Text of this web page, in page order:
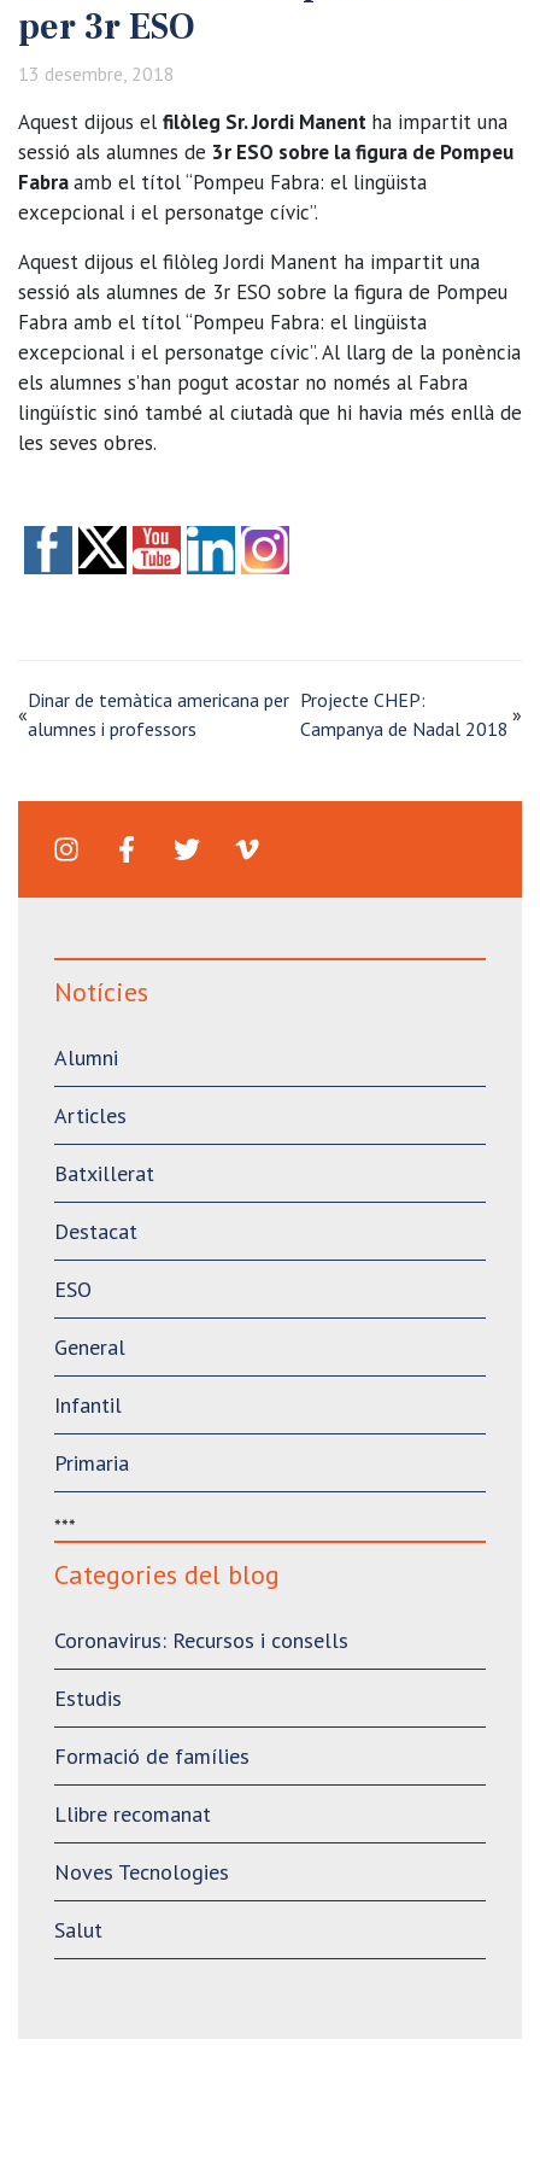
per 3r ESO
13 desembre, 2018
Aquest dijous el filòleg Sr. Jordi Manent ha impartit una
sessió als alumnes de 3r ESO sobre la figura de Pompeu
Fabraamb el títol “Pompeu Fabra: el lingüista
excepcional i el personatge cívic”.
Aquest dijous el filòleg Jordi Manent ha impartit una
sessió als alumnes de 3r ESO sobre la figura de Pompeu
Fabra amb el títol “Pompeu Fabra: el lingüista
excepcional i el personatge cívic”. Al llarg de la ponència
els alumnes s’han pogut acostar no només al Fabra
lingüístic sinó també al ciutadà que hi havia més enllà de
les seves obres.
«
Dinar de temàtica americana per
alumnes i professors
Projecte CHEP:
Campanya de Nadal 2018
»
Notícies
Alumni
Articles
Batxillerat
Destacat
ESO
General
Infantil
Primaria
***
Categories del blog
Coronavirus: Recursos i consells
Estudis
Formació de famílies
Llibre recomanat
Noves Tecnologies
Salut